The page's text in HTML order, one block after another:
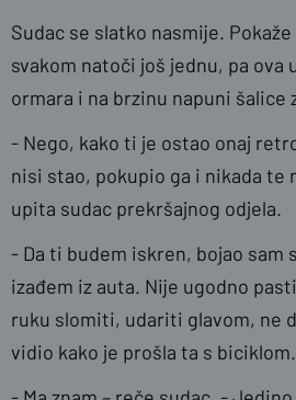
Sudac se slatko nasmije.
svakom natoči još jednu, pa ova
ormara i na brzinu napuni šalice
- Nego, kako ti je ostao onaj
nisi stao, pokupio ga i nikada te
upita sudac prekršajnog odjela.
- Da ti budem iskren, bojao sam
izađem iz auta. Nije ugodno
ruku slomiti, udariti glavom, ne
vidio kako je prošla ta s biciklom.